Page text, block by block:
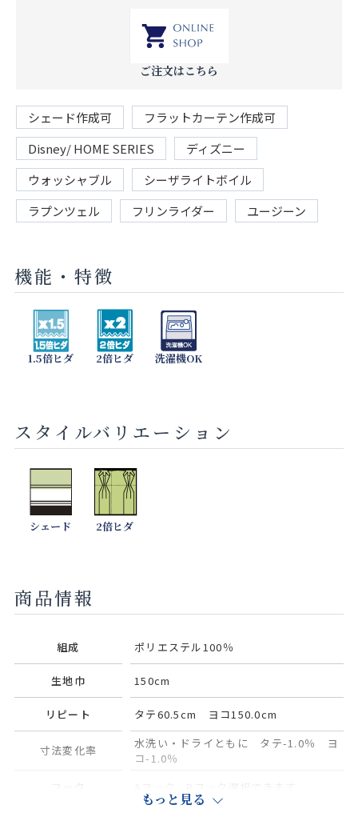
ご注文はこちら
シェード作成可
フラットカーテン作成可
Disney/ HOME SERIES
ディズニー
ウォッシャブル
シーザライトボイル
ラプンツェル
フリンライダー ユージーン
機能・特徴
1.5倍ヒダ 2倍ヒダ 洗濯機OK
スタイルバリエーション
シェード 2倍ヒダ
商品情報
組成 ポリエステル100％
生地巾 150cm
リピート タテ60.5cm ヨコ150.0cm
寸法変化率
水洗い・ドライともに タテ-1.0％ ヨ
コ-1.0％
もっと見る